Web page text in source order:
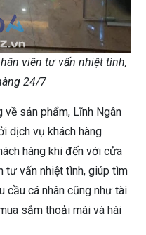
viên tư vấn nhiệt tình,
24/7
sản phẩm, Lĩnh Ngân
dịch vụ khách hàng
hàng khi đến với cửa
tư vấn nhiệt tình, giúp tìm
cầu cá nhân cũng như tài
sắm thoải mái và hài